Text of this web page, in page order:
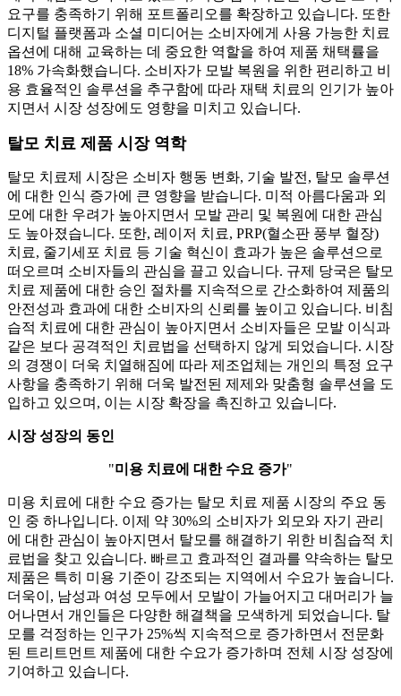
요구를 충족하기 위해 포트폴리오를 확장하고 있습니다. 또한
디지털 플랫폼과 소셜 미디어는 소비자에게 사용 가능한 치료
옵션에 대해 교육하는 데 중요한 역할을 하여 제품 채택률을
18% 가속화했습니다. 소비자가 모발 복원을 위한 편리하고 비
용 효율적인 솔루션을 추구함에 따라 재택 치료의 인기가 높아
지면서 시장 성장에도 영향을 미치고 있습니다.
탈모 치료 제품 시장 역학
탈모 치료제 시장은 소비자 행동 변화, 기술 발전, 탈모 솔루션
에 대한 인식 증가에 큰 영향을 받습니다. 미적 아름다움과 외
모에 대한 우려가 높아지면서 모발 관리 및 복원에 대한 관심
도 높아졌습니다. 또한, 레이저 치료, PRP(혈소판 풍부 혈장)
치료, 줄기세포 치료 등 기술 혁신이 효과가 높은 솔루션으로
떠오르며 소비자들의 관심을 끌고 있습니다. 규제 당국은 탈모
치료 제품에 대한 승인 절차를 지속적으로 간소화하여 제품의
안전성과 효과에 대한 소비자의 신뢰를 높이고 있습니다. 비침
습적 치료에 대한 관심이 높아지면서 소비자들은 모발 이식과
같은 보다 공격적인 치료법을 선택하지 않게 되었습니다. 시장
의 경쟁이 더욱 치열해짐에 따라 제조업체는 개인의 특정 요구
사항을 충족하기 위해 더욱 발전된 제제와 맞춤형 솔루션을 도
입하고 있으며, 이는 시장 확장을 촉진하고 있습니다.
시장 성장의 동인
"미용 치료에 대한 수요 증가"
미용 치료에 대한 수요 증가는 탈모 치료 제품 시장의 주요 동
인 중 하나입니다. 이제 약 30%의 소비자가 외모와 자기 관리
에 대한 관심이 높아지면서 탈모를 해결하기 위한 비침습적 치
료법을 찾고 있습니다. 빠르고 효과적인 결과를 약속하는 탈모
제품은 특히 미용 기준이 강조되는 지역에서 수요가 높습니다.
더욱이, 남성과 여성 모두에서 모발이 가늘어지고 대머리가 늘
어나면서 개인들은 다양한 해결책을 모색하게 되었습니다. 탈
모를 걱정하는 인구가 25%씩 지속적으로 증가하면서 전문화
된 트리트먼트 제품에 대한 수요가 증가하며 전체 시장 성장에
기여하고 있습니다.